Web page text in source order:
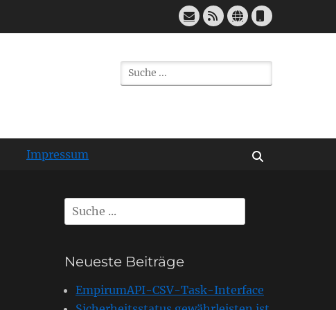
E-
Mail
Feed WebsiteTelefon
Suchen
nach:
Impressum
Suchen
nach:
Neueste Beiträge
EmpirumAPI-CSV-Task-Interface